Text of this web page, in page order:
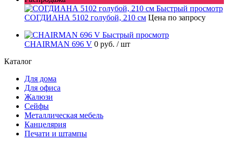
Быстрый просмотр
СОГДИАНА 5102 голубой, 210 см Цена по запросу
Быстрый просмотр
CHAIRMAN 696 V 0 руб. / шт
Каталог
Для дома
Для офиса
Жалюзи
Сейфы
Металлическая мебель
Канцелярия
Печати и штампы